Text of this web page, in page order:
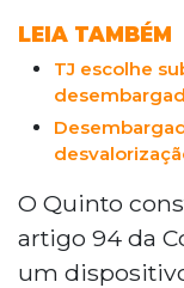
LEIA TAMBÉM
TJ escolhe
O Quinto
artigo 94 da
um